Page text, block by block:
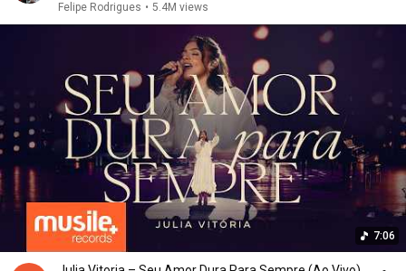
Felipe Rodrigues • 5.4M views
7:06